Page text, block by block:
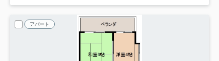
アパート